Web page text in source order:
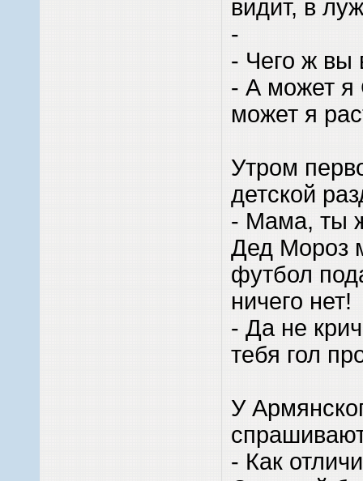
видит, в
-
- Чего ж вы
- А может я
может я
Утром
детской
- Мама, ты
Дед Мороз
футбол
ничего нет!
- Да не
тебя гол
У
- Как